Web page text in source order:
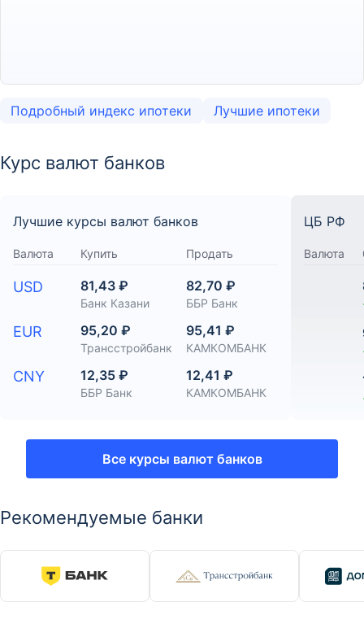
Подробный индекс ипотеки Лучшие ипотеки
Курс валют банков
Лучшие курсы валют банков
Валюта Купить Продать
USD 81,43 ₽
Банк Казани
82,70 ₽
ББР Банк
EUR 95,20 ₽
Трансстройбанк
95,41 ₽
КАМКОМБАНК
CNY 12,35 ₽
ББР Банк
12,41 ₽
КАМКОМБАНК
ЦБ РФ
Валюта
Все курсы валют банков
Рекомендуемые банки